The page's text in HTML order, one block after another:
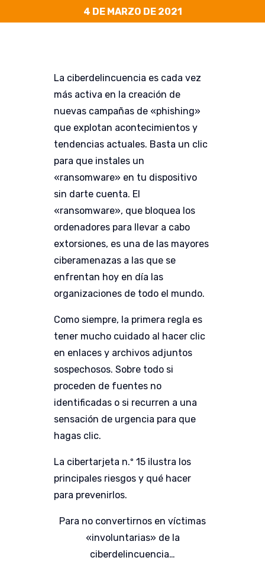
4 DE MARZO DE 2021
La ciberdelincuencia es cada vez
más activa en la creación de
nuevas campañas de «phishing»
que explotan acontecimientos y
tendencias actuales. Basta un clic
para que instales un
«ransomware» en tu dispositivo
sin darte cuenta. El
«ransomware», que bloquea los
ordenadores para llevar a cabo
extorsiones, es una de las mayores
ciberamenazas a las que se
enfrentan hoy en día las
organizaciones de todo el mundo.
Como siempre, la primera regla es
tener mucho cuidado al hacer clic
en enlaces y archivos adjuntos
sospechosos. Sobre todo si
proceden de fuentes no
identificadas o si recurren a una
sensación de urgencia para que
hagas clic.
La cibertarjeta n.º 15 ilustra los
principales riesgos y qué hacer
para prevenirlos.
Para no convertirnos en víctimas
«involuntarias» de la
ciberdelincuencia…